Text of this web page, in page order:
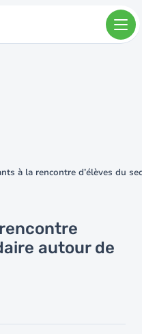
à la rencontre d’élèves du
autour de